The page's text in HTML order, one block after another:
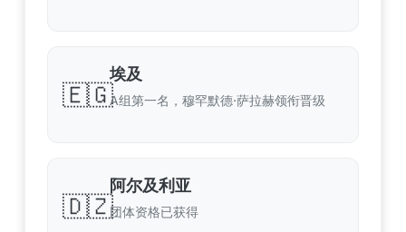
🇪🇬
埃及
A组第一名，穆罕默德·萨拉赫领衔晋级
🇩🇿
阿尔及利亚
团体资格已获得